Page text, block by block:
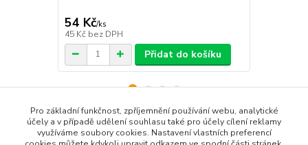
54 Kč/ks
45 Kč bez DPH
Přidat do košíku
Zboží zařazeno v kategoriích
Pro základní funkčnost, zpříjemnění používání webu, analytické
účely a v případě udělení souhlasu také pro účely cílení reklamy
využíváme soubory cookies. Nastavení vlastních preferencí